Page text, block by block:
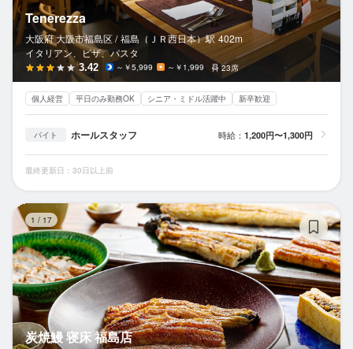
Tenerezza
大阪府 大阪市福島区 / 福島（ＪＲ西日本）駅 402m
イタリアン、ピザ、パスタ
3.42 ～￥5,999 ～￥1,999 23席
個人経営 平日のみ勤務OK シニア・ミドル活躍中 新卒歓迎
バイト ホールスタッフ 時給： 1,200円〜1,300円
最終更新日：30日以上前
1 / 17
炭焼鰻 寝床 福島店